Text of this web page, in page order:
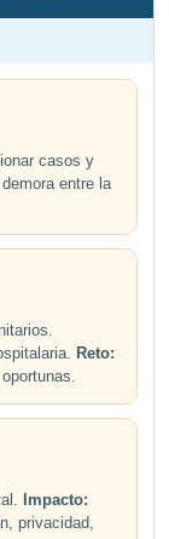
casos y
entre la
Reto:
Impacto:
privacidad,